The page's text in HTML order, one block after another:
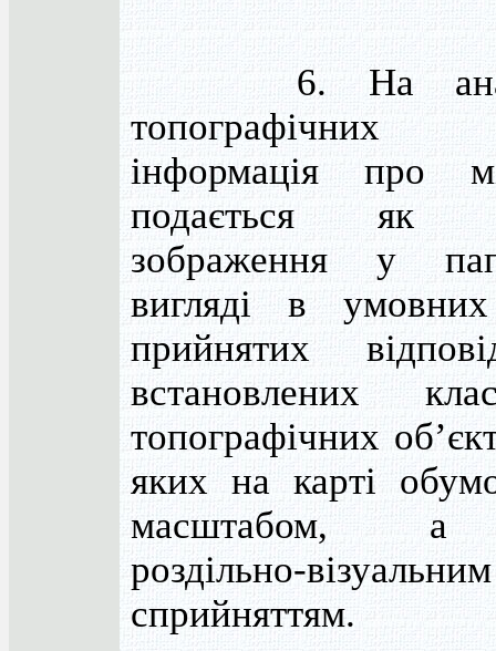
6. На
топографічних
інформація про
подається як
зображення у
вигляді в
прийнятих
встановлених
топографічних
яких на карті
масштабом, а
роздільно-візуальним
сприйняттям.